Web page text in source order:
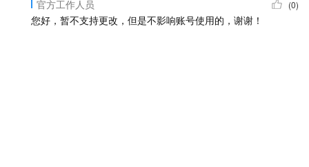
官方工作人员
(0)
您好，暂不支持更改，但是不影响账号使用的，谢谢！